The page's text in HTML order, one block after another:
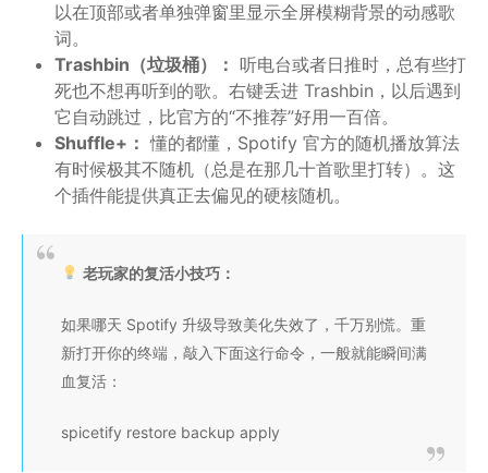
以在顶部或者单独弹窗里显示全屏模糊背景的动感歌
词。
Trashbin（垃圾桶）： 听电台或者日推时，总有些打
死也不想再听到的歌。右键丢进 Trashbin，以后遇到
它自动跳过，比官方的“不推荐”好用一百倍。
Shuffle+： 懂的都懂，Spotify 官方的随机播放算法
有时候极其不随机（总是在那几十首歌里打转）。这
个插件能提供真正去偏见的硬核随机。
老玩家的复活小技巧：
如果哪天 Spotify 升级导致美化失效了，千万别慌。重
新打开你的终端，敲入下面这行命令，一般就能瞬间满
血复活：
spicetify restore backup apply